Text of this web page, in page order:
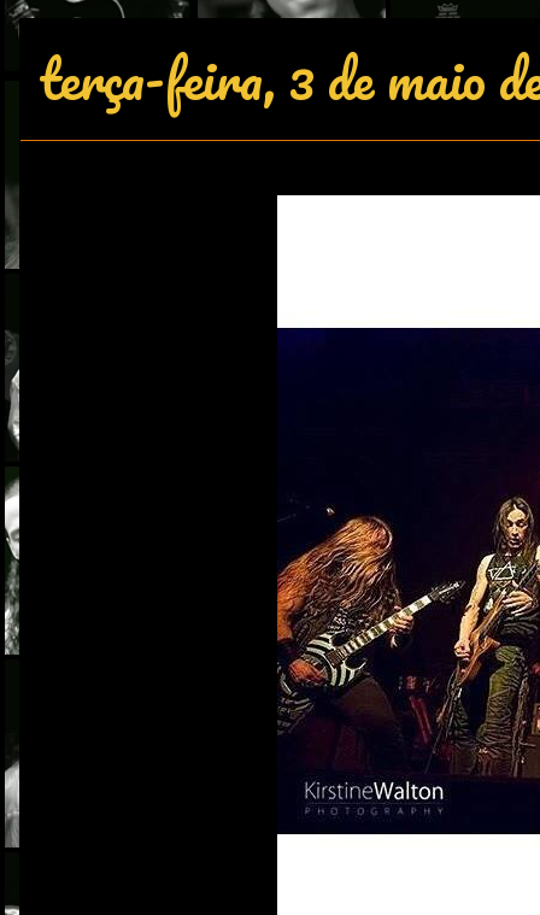
terça-feira, 3 de maio